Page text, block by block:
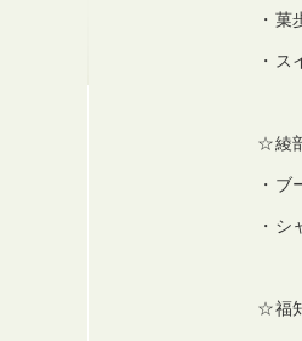
・菓
・ス
☆綾
・ブ
・シ
☆福